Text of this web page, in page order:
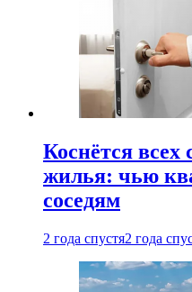
Коснётся всех
жилья: чью
соседям
2 года спустя2 года